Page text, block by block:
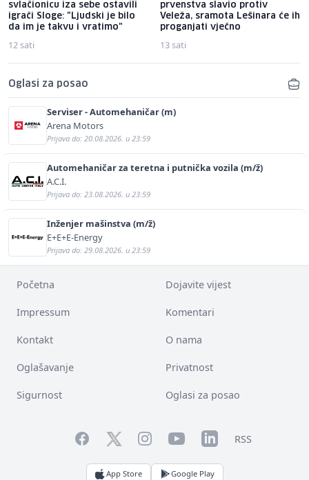
svlačionicu iza sebe ostavili
igrači Sloge: "Ljudski je bilo
da im je takvu i vratimo"
12 sati
prvenstva slavio protiv
Veleža, sramota Lešinara će ih
proganjati vječno
13 sati
Oglasi za posao
Serviser - Automehaničar (m)
Arena Motors
Prijava do: 20.08.2026. u 23:59
Automehaničar za teretna i putnička vozila (m/ž)
A.C.I.
Prijava do: 23.08.2026. u 23:59
Inženjer mašinstva (m/ž)
E+E+E-Energy
Prijava do: 29.08.2026. u 23:59
Početna Dojavite vijest
Impressum Komentari
Kontakt O nama
Oglašavanje Privatnost
Sigurnost Oglasi za posao
FacebookTwitterInstagramYouTubeLinkedInRSS
App Store Google Play